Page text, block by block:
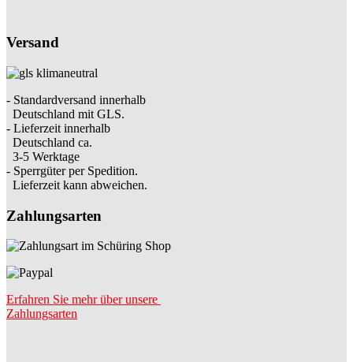
Versand
- Standardversand innerhalb
Deutschland mit GLS.
- Lieferzeit innerhalb
Deutschland ca.
3-5 Werktage
- Sperrgüter per Spedition.
Lieferzeit kann abweichen.
Zahlungsarten
Erfahren Sie mehr über unsere
Zahlungsarten